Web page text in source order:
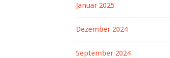
Januar 2025
Dezember 2024
September 2024